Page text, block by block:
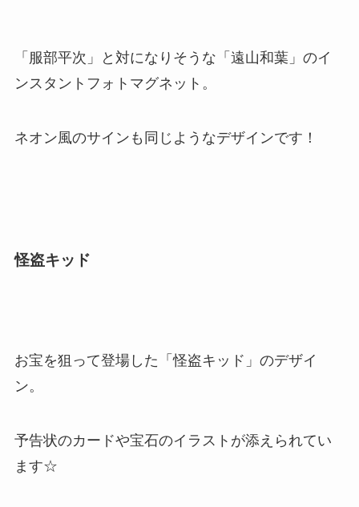
「服部平次」と対になりそうな「遠山和葉」のイ
ンスタントフォトマグネット。
ネオン風のサインも同じようなデザインです！
怪盗キッド
お宝を狙って登場した「怪盗キッド」のデザイ
ン。
予告状のカードや宝石のイラストが添えられてい
ます☆